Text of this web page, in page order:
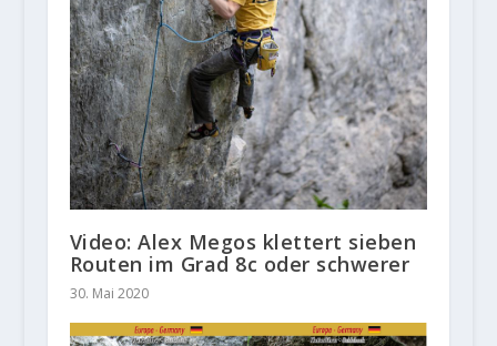
Video: Alex Megos klettert sieben
Routen im Grad 8c oder schwerer
30. Mai 2020